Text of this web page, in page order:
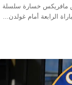
مافريكس خسارة سلسلة
الرابعة أمام غولدن...